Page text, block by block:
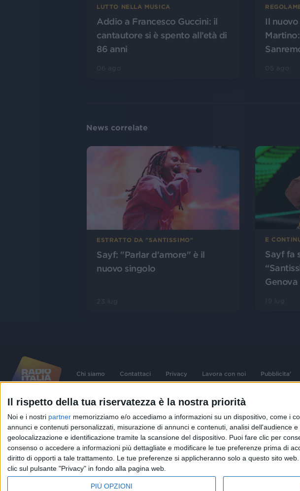
Il rispetto della tua riservatezza è la nostra priorità
Noi e i nostri partner memorizziamo e/o accediamo a informazioni su un dispositivo, come i
annunci e contenuti personalizzati, misurazione di annunci e contenuti, analisi dell'audience e
geolocalizzazione e identificazione tramite la scansione del dispositivo. Puoi fare clic per
consenso o accedere a informazioni più dettagliate e modificare le tue preferenze prima di
diritto di opporti a tale trattamento. Le tue preferenze si applicheranno solo a questo sito
clic sul pulsante "Privacy" in fondo alla pagina web.
PIÙ OPZIONI
LUTTO NELLA MUSICA
Addio a Francesco Guccini: il
cantautore si è spento all’età di
86 anni
Il
News correlate
ESTRATTO DA "SANTISSIMO"
Sayf: "Parlar d'amore" è il
nuovo singolo
E
Sayf fa
Chi siamo Contattaci Privacy Lavora con noi Pubblicita'
contenute nel sito sono stati assolti gli obblighi derivanti dalla normativa dei diritti d'autore e dei diritti
Capitale Sociale € 580.000,00 interamente versato. Iscr. Reg. Imprese Milano - C.F. e n° iscrizione
06832230152. Iscritta al R.E.A. di Milano al n° 1125258. Testata giornalistica Registrata n°286 - 3 Aprile
1987.